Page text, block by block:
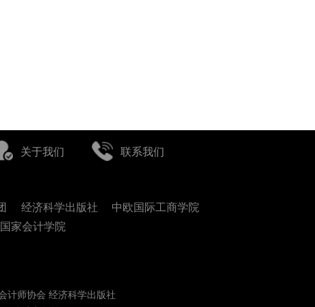
关于我们 联系我们
计师协会 经济科学出版社
经济科学出版社
中欧国际工商学院
国家会计学院